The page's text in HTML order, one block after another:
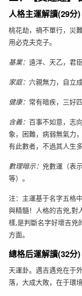
人格主運解讀(29分)
桃花劫，禍不單行，災
用必克夫克子。
基業： 遠洋、天乙，君
家庭： 六親無力，自立
健康： 常有暗疾，三好
含義： 百事不如意，志
象，困難，病弱無氣力
有此數者，不過其人生多
數理暗示： 兇數運（表
等）。
注：主運基于名字五格
與精髓！人格的吉兇,對
樣,是判斷名字好壞吉兇
方面。
總格后運解讀(32分)
天運卦。遇吉遇兇在于
落，大成大敗，在于環境